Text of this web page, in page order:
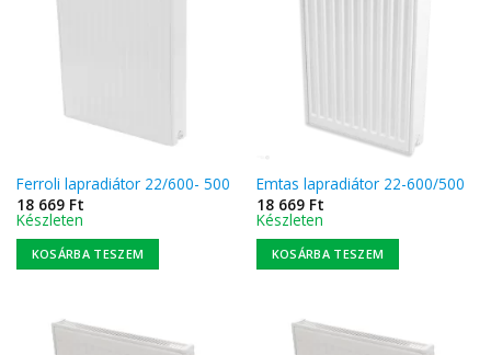
Ferroli lapradiátor 22/600- 500
18 669 Ft
Készleten
KOSÁRBA TESZEM
Emtas lapradiátor 22-600/500
18 669 Ft
Készleten
KOSÁRBA TESZEM